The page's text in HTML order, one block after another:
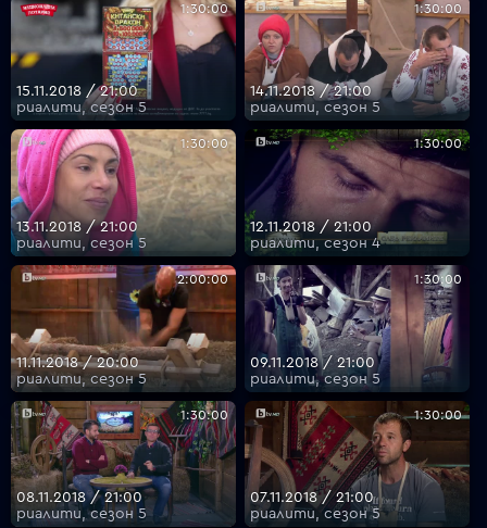
1:30:00
15.11.2018 / 21:00
риалити, сезон 5
1:30:00
14.11.2018 / 21:00
риалити, сезон 5
1:30:00
13.11.2018 / 21:00
риалити, сезон 5
1:30:00
12.11.2018 / 21:00
риалити, сезон 4
2:00:00
11.11.2018 / 20:00
риалити, сезон 5
1:30:00
09.11.2018 / 21:00
риалити, сезон 5
1:30:00
08.11.2018 / 21:00
риалити, сезон 5
1:30:00
07.11.2018 / 21:00
риалити, сезон 5